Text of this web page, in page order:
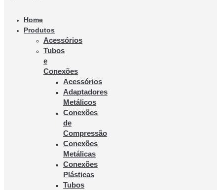
Home
Produtos
Acessórios
Tubos
e
Conexões
Acessórios
Adaptadores
Metálicos
Conexões
de
Compressão
Conexões
Metálicas
Conexões
Plásticas
Tubos